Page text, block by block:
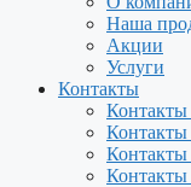
Наша
Акции
Услуги
Контакты
Контакты
Контакты